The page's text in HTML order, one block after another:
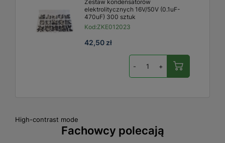
Zestaw kondensatorów
elektrolitycznych 16V/50V (0.1uF-
470uF) 300 sztuk
Kod:ZKE012023
42,50 zł
- +
High-contrast mode
Fachowcy polecają